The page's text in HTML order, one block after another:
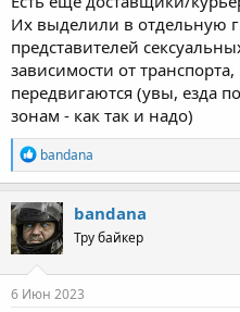
мова не литературная.
2. Гражданка с торбами,
впридачу, впендюрилась в
нифиганевоинственно чесал
тротуаре. В результате чего
и задавила чугунную урну,
Смешались в кучу бобик,
гражданки и прошлогодний
спикировавший сверху. Бобик,
постранстве, одновремено
издавая звуки, похожие на
майонез слизывать не стали
покричали, куда-то
куда им надо наверное.
3. Дедушко обучал внука лет
электросамокатно из нашего
Их выделили в отдельную
представителей
зависимости от
передвигаются (увы, езда
зонам - как так и надо)
R
e
a
c
t
i
o
n
s
bandana
bandana
Тру байкер
6 Июн 2023